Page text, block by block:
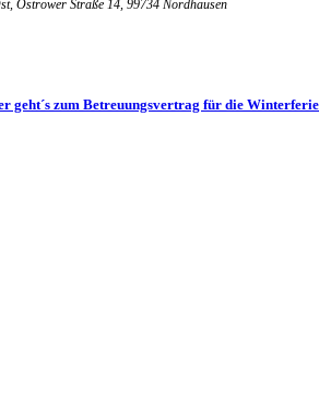
, Ostrower Straße 14, 99734 Nordhausen
geht´s zum Betreuungsvertrag für die